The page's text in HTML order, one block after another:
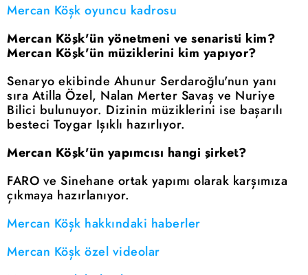
Mercan Köşk oyuncu kadrosu
Mercan Köşk'ün yönetmeni ve senaristi kim?
Mercan Köşk'ün müziklerini kim yapıyor?
Senaryo ekibinde Ahunur Serdaroğlu'nun yanı
sıra Atilla Özel, Nalan Merter Savaş ve Nuriye
Bilici bulunuyor. Dizinin müziklerini ise başarılı
besteci Toygar Işıklı hazırlıyor.
Mercan Köşk'ün yapımcısı hangi şirket?
FARO ve Sinehane ortak yapımı olarak karşımıza
çıkmaya hazırlanıyor.
Mercan Köşk hakkındaki haberler
Mercan Köşk özel videolar